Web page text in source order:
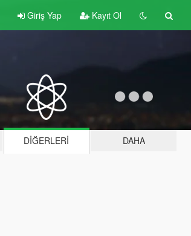
Giriş Yap Kayıt Ol
DIĞERLERI DAHA